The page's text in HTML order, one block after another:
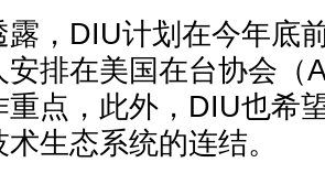
露，DIU计划在今年底
安排在美国在台协会（
重点，此外，DIU也希
生态系统的连结。